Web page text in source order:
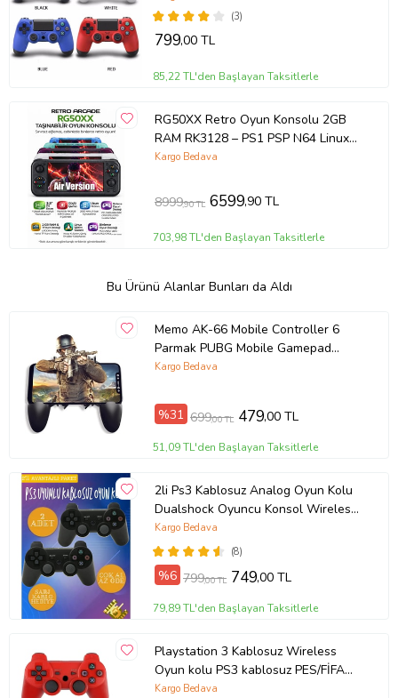
(3)
799,00 TL
85,22 TL'den Başlayan Taksitlerle
RG50XX Retro Oyun Konsolu 2GB
RAM RK3128 – PS1 PSP N64 Linux
Sistem, Çoklu Emülatör Oyun
Kargo Bedava
8999,90 TL 6599,90 TL
703,98 TL'den Başlayan Taksitlerle
Bu Ürünü Alanlar Bunları da Aldı
Memo AK-66 Mobile Controller 6
Parmak PUBG Mobile Gamepad
Konsol (Siyah)
Kargo Bedava
%31 699,00 TL 479,00 TL
51,09 TL'den Başlayan Taksitlerle
2li Ps3 Kablosuz Analog Oyun Kolu
Dualshock Oyuncu Konsol Wireless
Joystick Double Kumanda
(8)
Kargo Bedava
%6 799,00 TL 749,00 TL
79,89 TL'den Başlayan Taksitlerle
Playstation 3 Kablosuz Wireless
Oyun kolu PS3 kablosuz PES/FİFA
titreşimli oyun kolu (Kırmızı)
Kargo Bedava